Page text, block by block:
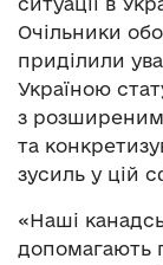
Очільники
приділили
Україною
з
та
зусиль у цій
«Наші
допомагають